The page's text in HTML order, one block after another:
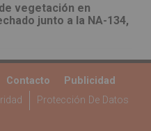
vegetación en
junto a la NA-134,
Contacto
Publicidad
Protección De Datos